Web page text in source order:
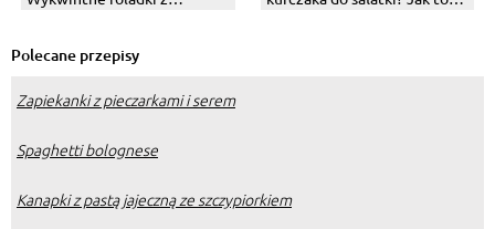
Polecane przepisy
Zapiekanki z pieczarkami i serem
Spaghetti bolognese
Kanapki z pastą jajeczną ze szczypiorkiem